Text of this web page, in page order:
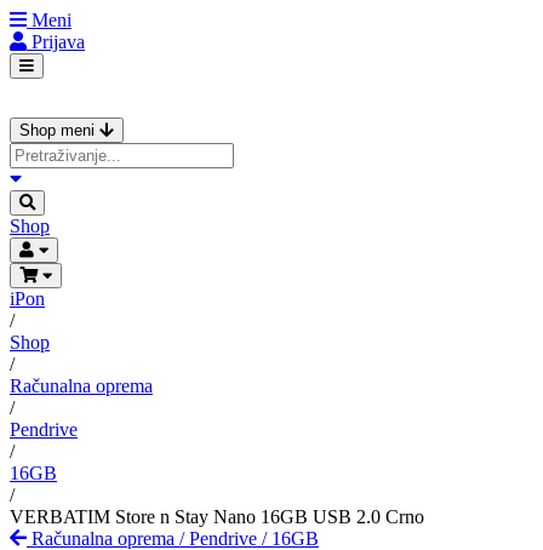
Meni
Prijava
Shop meni
Shop
iPon
/
Shop
/
Računalna oprema
/
Pendrive
/
16GB
/
VERBATIM Store n Stay Nano 16GB USB 2.0 Crno
Računalna oprema /Pendrive / 16GB